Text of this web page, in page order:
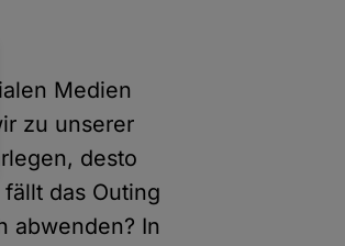
Medien
zu unserer
desto
das Outing
abwenden? In